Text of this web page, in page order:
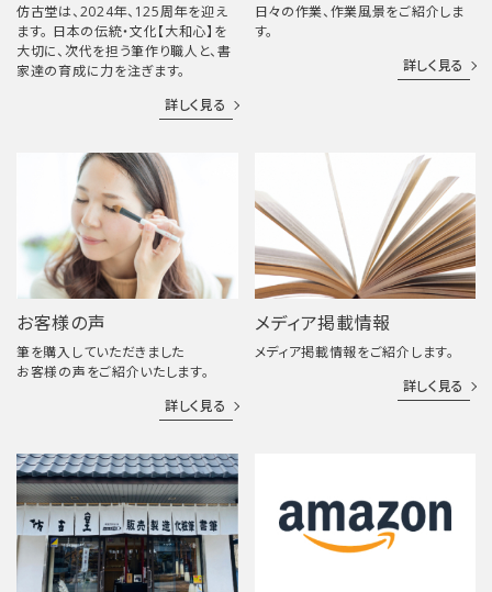
仿古堂は、2024年、125周年を迎え
ます。 日本の伝統・文化【大和心】を
大切に、次代を担う筆作り職人と、書
家達の育成に力を注ぎます。
詳しく見る
日々の作業、作業風景をご紹介しま
す。
詳しく見る
お客様の声
筆を購入していただきました
お客様の声をご紹介いたします。
詳しく見る
メディア掲載情報
メディア掲載情報をご紹介します。
詳しく見る